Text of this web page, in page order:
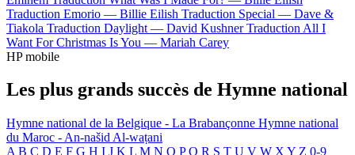
Traduction Emorio — Billie Eilish Traduction Special — Dave &
Tiakola Traduction Daylight — David Kushner Traduction All I
Want For Christmas Is You — Mariah Carey
HP mobile
Les plus grands succès de Hymne national
Hymne national de la Belgique - La Brabançonne Hymne national
du Maroc - An-našid Al-waṭani
A B C D E F G H I J K L M N O P Q R S T U V W X Y Z 0-9